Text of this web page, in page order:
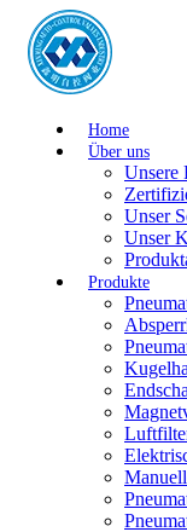
Home
Über uns
Unsere
Unser
Unser
Produkte